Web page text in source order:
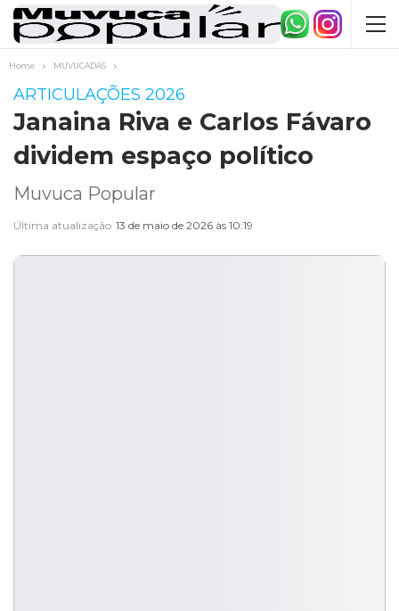
Home MUVUCADAS
ARTICULAÇÕES 2026
Janaina Riva e Carlos Fávaro
dividem espaço político
Muvuca Popular
Última atualização 13 de maio de 2026 às 10:19